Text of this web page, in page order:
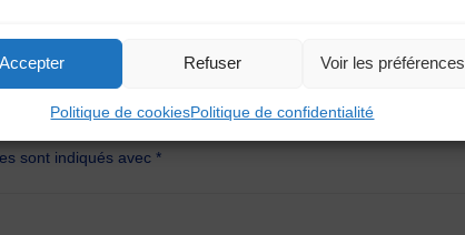
Accepter Refuser Voir les préférences
Politique de cookiesPolitique de confidentialité
sont indiqués avec*